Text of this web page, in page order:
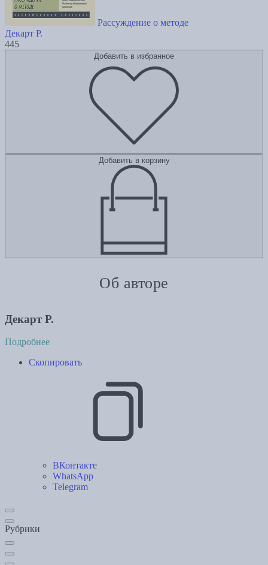
Рассуждение о методе
Декарт Р.
445
Добавить в избранное
Добавить в корзину
Об авторе
Декарт Р.
Подробнее
Скопировать
ВКонтакте
WhatsApp
Telegram
Рубрики